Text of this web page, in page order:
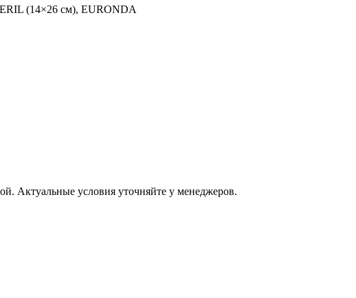
(14×26 см), EURONDA
Актуальные условия уточняйте у менеджеров.